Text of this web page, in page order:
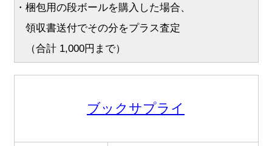
・梱包用の段ボールを購入した場合、
領収書送付でその分をプラス査定
（合計 1,000円まで）
ブックサプライ